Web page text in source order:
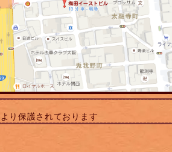
り保護されております